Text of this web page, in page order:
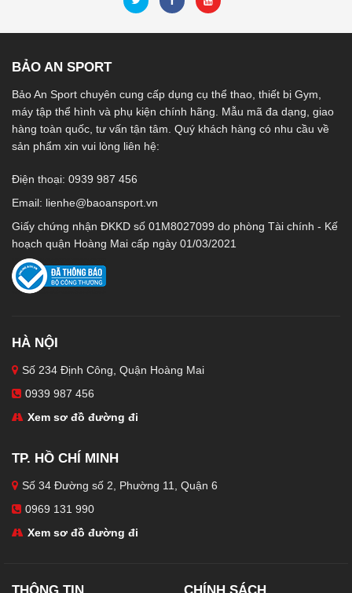
BẢO AN SPORT
Bảo An Sport chuyên cung cấp dụng cụ thể thao, thiết bị Gym,
máy tập thể hình và phụ kiện chính hãng. Mẫu mã đa dạng, giao
hàng toàn quốc, tư vấn tận tâm. Quý khách hàng có nhu cầu về
sản phẩm xin vui lòng liên hệ:
Điện thoại: 0939 987 456
Email: lienhe@baoansport.vn
Giấy chứng nhận ĐKKD số 01M8027099 do phòng Tài chính - Kế
hoạch quận Hoàng Mai cấp ngày 01/03/2021
HÀ NỘI
Số 234 Định Công, Quận Hoàng Mai
0939 987 456
Xem sơ đồ đường đi
TP. HỒ CHÍ MINH
Số 34 Đường số 2, Phường 11, Quận 6
0969 131 990
Xem sơ đồ đường đi